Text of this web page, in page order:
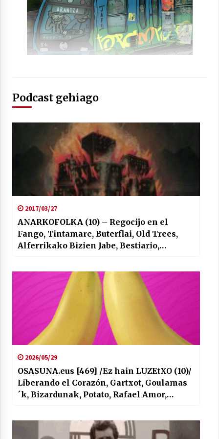
Podcast gehiago
2017/03/27
ANARKOFOLKA (10) – Regocijo en el
Fango, Tintamare, Buterflai, Old Trees,
Alferrikako Bizien Jabe, Bestiario,
2026/05/29
OSASUNA.eus [469] /Ez hain LUZEtXO (10)/
Liberando el Corazón, Gartxot, Goulamas
´k, Bizardunak, Potato, Rafael Amor,